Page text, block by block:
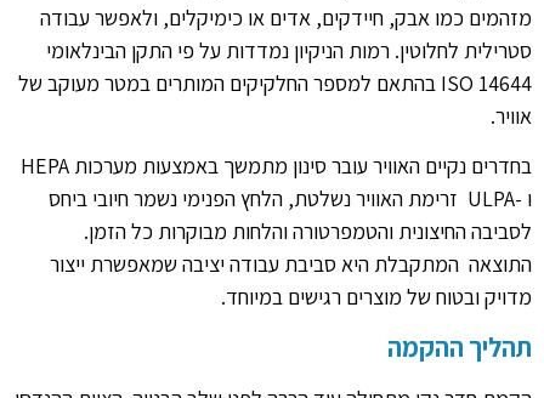
מזהמים כמו אבק, חיידקים, אדים או כימיקלים, ולאפשר עבודה
סטרילית לחלוטין. רמות הניקיון נמדדות על פי התקן הבינלאומי
ISO 14644 בהתאם למספר החלקיקים המותרים במטר מעוקב של
אוויר.
בחדרים נקיים האוויר עובר סינון מתמשך באמצעות מערכות HEPA
ו -ULPA זרימת האוויר נשלטת, הלחץ הפנימי נשמר חיובי ביחס
לסביבה החיצונית והטמפרטורה והלחות מבוקרות כל הזמן.
התוצאה המתקבלת היא סביבת עבודה יציבה שמאפשרת ייצור
מדויק ובטוח של מוצרים רגישים במיוחד.
תהליך ההקמה